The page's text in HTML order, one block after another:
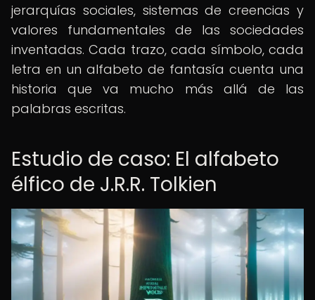
jerarquías sociales, sistemas de creencias y
valores fundamentales de las sociedades
inventadas. Cada trazo, cada símbolo, cada
letra en un alfabeto de fantasía cuenta una
historia que va mucho más allá de las
palabras escritas.
Estudio de caso: El alfabeto
élfico de J.R.R. Tolkien